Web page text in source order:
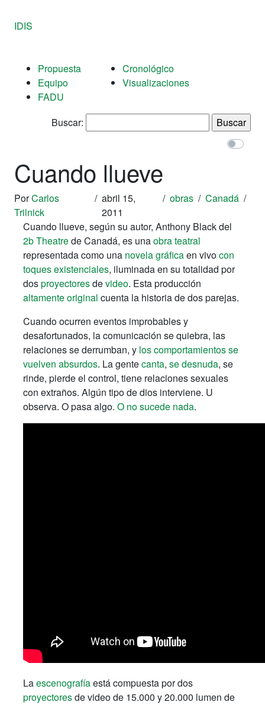
IDIS
Propuesta
Equipo
FADU
Cronológico
Visualizaciones
Buscar:
Cuando llueve
PorCarlos
Trilnick
/ abril 15,
2011
/ obras / Canadá /
Cuando llueve, según su autor, Anthony Black del
2b Theatrede Canadá, es unaobra teatral
representada como una novela gráficaen vivocon
toques existenciales, iluminada en su totalidad por
dosproyectoresdevideo. Esta producción
altamente original cuenta la historia de dos parejas.
Cuando ocurren eventos improbables y
desafortunados, la comunicación se quiebra, las
relaciones se derrumban, y los comportamientos se
vuelven absurdos. La gentecanta, se desnuda, se
rinde, pierde el control, tiene relaciones sexuales
con extraños. Algún tipo de dios interviene. U
observa. O pasa algo. O no sucede nada.
Laescenografíaestá compuesta por dos
proyectoresde video de 15.000 y 20.000 lumen de